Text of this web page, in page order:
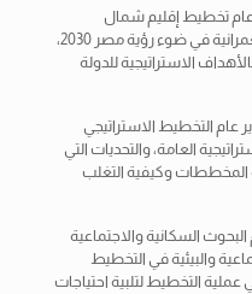
تخطيط إقليم شمال
الجمهورية بالهيئة موضوعات التنمية العمرانية في ضوء رؤية مصر 2030،
الاستراتيجية للدولة
التخطيط الاستراتيجي
العامة، والتحديات التي
المخططات وكيفية التغلب
السكانية والاجتماعية
والبيئية في التخطيط
التخطيط لتلبية احتياجات